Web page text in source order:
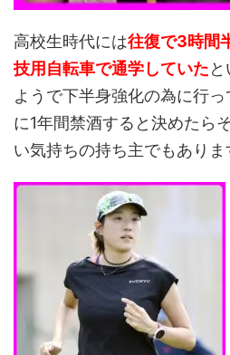
高校生時代には往復で3時間
技用自転車で通学していた
ようで下半身強化の為に行
に1年間禁酒すると決めたら
い気持ちの持ち主でもありま